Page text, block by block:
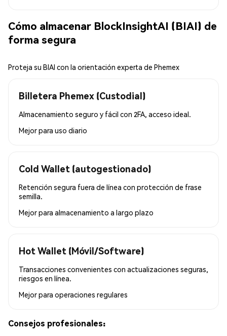
Cómo almacenar BlockInsightAI (BIAI) de
forma segura
Proteja su BIAI con la orientación experta de Phemex
Billetera Phemex (Custodial)
Almacenamiento seguro y fácil con 2FA, acceso ideal.
Mejor para uso diario
Cold Wallet (autogestionado)
Retención segura fuera de línea con protección de frase
semilla.
Mejor para almacenamiento a largo plazo
Hot Wallet (Móvil/Software)
Transacciones convenientes con actualizaciones seguras,
riesgos en línea.
Mejor para operaciones regulares
Consejos profesionales: